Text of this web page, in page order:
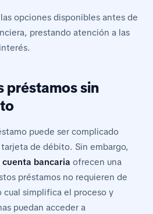
opciones disponibles antes de
prestando atención a las
préstamos sin
puede ser complicado
de débito. Sin embargo,
bancaria ofrecen una
préstamos no requieren de
simplifica el proceso y
puedan acceder a